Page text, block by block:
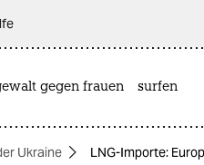
gegen frauen surfen
Ukraine LNG-Importe: